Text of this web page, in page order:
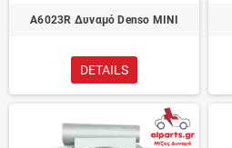
A6023R Δυναμό Denso MINI
DETAILS